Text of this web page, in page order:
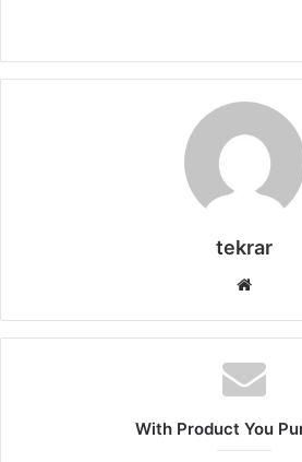
tekrar
Web
With Product You